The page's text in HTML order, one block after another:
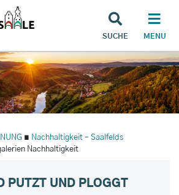
SUCHE MENU
∎ Nachhaltigkeit – Saalfelds
Nachhaltigkeit
PUTZT UND PLOGGT